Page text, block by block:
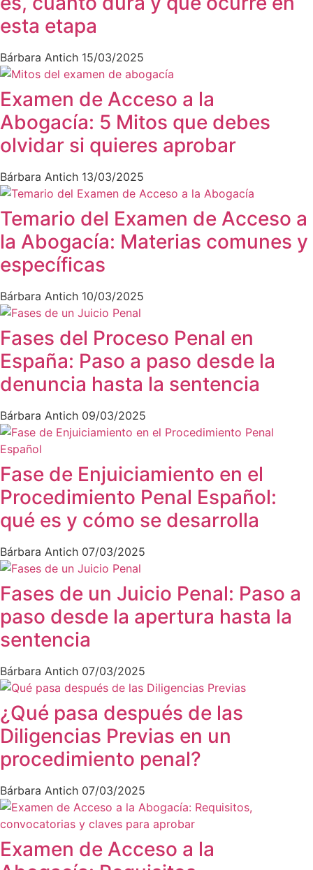
esta etapa
Bárbara Antich 15/03/2025
Examen de Acceso a la
Abogacía: 5 Mitos que debes
olvidar si quieres aprobar
Bárbara Antich 13/03/2025
Temario del Examen de Acceso a
la Abogacía: Materias comunes y
específicas
Bárbara Antich 10/03/2025
Fases del Proceso Penal en
España: Paso a paso desde la
denuncia hasta la sentencia
Bárbara Antich 09/03/2025
Fase de Enjuiciamiento en el
Procedimiento Penal Español:
qué es y cómo se desarrolla
Bárbara Antich 07/03/2025
Fases de un Juicio Penal: Paso a
paso desde la apertura hasta la
sentencia
Bárbara Antich 07/03/2025
¿Qué pasa después de las
Diligencias Previas en un
procedimiento penal?
Bárbara Antich 07/03/2025
Examen de Acceso a la